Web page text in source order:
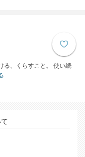
る、くらすこと。 使い続